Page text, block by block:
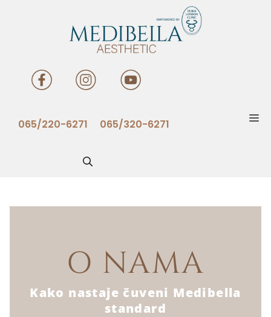
065/220-6271 065/320-6271
O NAMA
Kako nastaje čuveni Medibella
standard